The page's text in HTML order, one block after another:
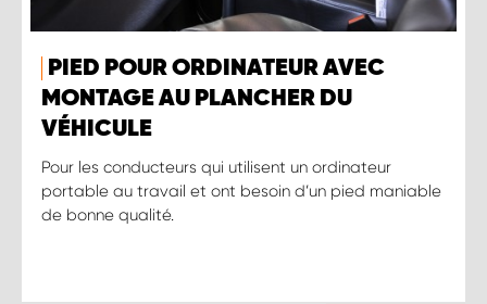
PIED POUR ORDINATEUR AVEC
MONTAGE AU PLANCHER DU
VÉHICULE
Pour les conducteurs qui utilisent un ordinateur
portable au travail et ont besoin d’un pied maniable
de bonne qualité.